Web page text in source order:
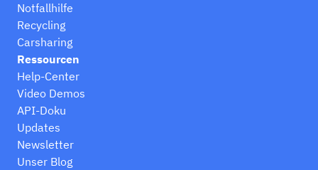
Notfallhilfe
Recycling
Carsharing
Ressourcen
Help-Center
Video Demos
API-Doku
Updates
Newsletter
Unser Blog